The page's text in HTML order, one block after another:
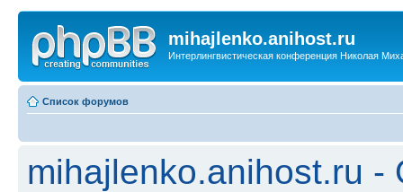
mihajlenko.anihost.ru
Интерлингвистическая конференция Николая
Список форумов
mihajlenko.anihost.ru